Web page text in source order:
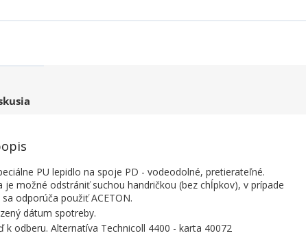
PU lepidlo na spoje PD - vodeodolné, pretierateľné.
je možné odstrániť suchou handričkou (bez chĺpkov), v prípade
odporúča použiť ACETON.
dátum spotreby.
k odberu. Alternatíva Technicoll 4400 - karta 40072